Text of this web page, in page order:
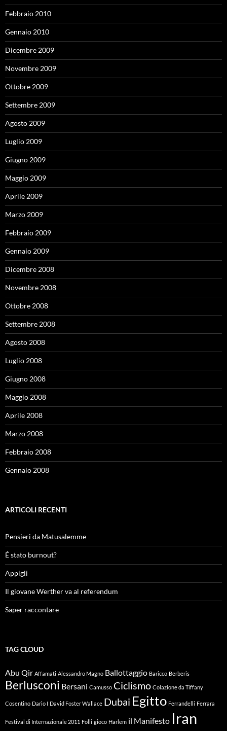
Febbraio 2010
Gennaio 2010
Dicembre 2009
Novembre 2009
Ottobre 2009
Settembre 2009
Agosto 2009
Luglio 2009
Giugno 2009
Maggio 2009
Aprile 2009
Marzo 2009
Febbraio 2009
Gennaio 2009
Dicembre 2008
Novembre 2008
Ottobre 2008
Settembre 2008
Agosto 2008
Luglio 2008
Giugno 2008
Maggio 2008
Aprile 2008
Marzo 2008
Febbraio 2008
Gennaio 2008
ARTICOLI RECENTI
Pensieri da Matusalemme
É stato burnout?
Appigli
Il giovane Werther va al referendum
Saper raccontare
TAG CLOUD
Abu Qir Affamati Alessandro Magno Ballottaggio Baricco Berberis
Berlusconi Bersani Camusso Ciclismo Colazione da Tiffany
Cosentino Dario I David Foster Wallace Dubai Egitto Ferrandelli Ferrara
Festival di Internazionale 2011 Folli gioco Harlem il Manifesto Iran